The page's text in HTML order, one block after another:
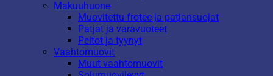
Makuuhuone
Muovitettu frotee ja patjansuojat
Patjat ja varavuoteet
Peitot ja tyynyt
Vaahtomuovit
Muut vaahtomuovit